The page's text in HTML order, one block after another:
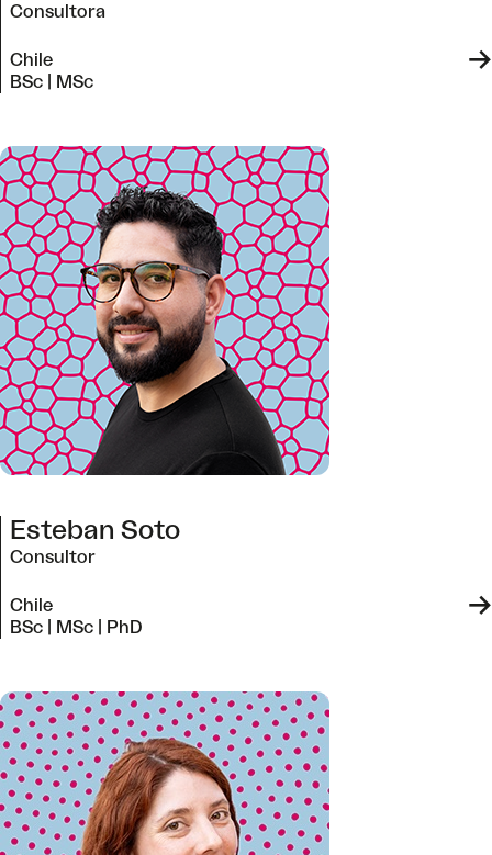
Consultora
Chile
BSc | MSc
->
Esteban Soto
Consultor
Chile
BSc | MSc | PhD
->